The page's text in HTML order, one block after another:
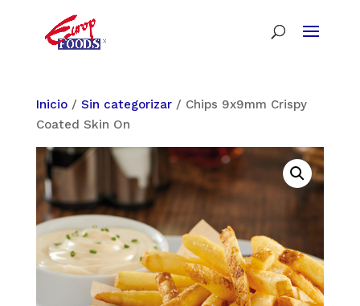
Inicio/ Sin categorizar/ Chips 9x9mm Crispy
Coated Skin On